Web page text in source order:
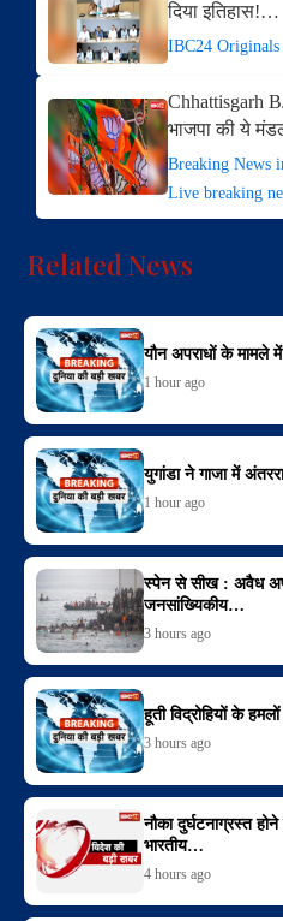
दिया इतिहास!…
IBC24 Originals
Chhattisgarh
भाजपा की ये
Breaking News
Live breaking
Related News
यौन अपराधों के मामले
1 hour ago
युगांडा ने गाजा में
1 hour ago
स्पेन से सीख : अवैध
जनसांख्यिकीय…
3 hours ago
हूती विद्रोहियों के
3 hours ago
नौका दुर्घटनाग्रस्त
भारतीय…
4 hours ago